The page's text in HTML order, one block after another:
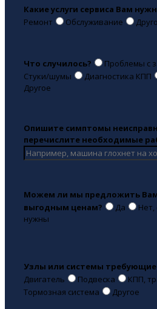
Какие услуги сервиса Вам
Ремонт
Обслуживание
Что случилось?
Проблемы с
Стуки/шумы
Диагностика КПП
Другое
Опишите симптомы
перечислите необходимые
Можем ли мы предложить Вам
выгодным ценам?
Да Нет,
нужны
Узлы или системы
Двигатель
Подвеска
КПП,
Тормозная система
Другое